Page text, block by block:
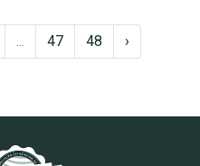
... 47 48 ›